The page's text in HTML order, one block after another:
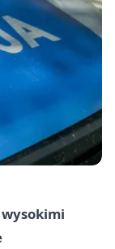
wysokimi